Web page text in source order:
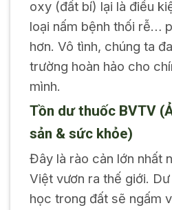
oxy (đất bí) lại là điều
loại nấm bệnh thối rễ…
hơn. Vô tình, chúng ta
trường hoàn hảo cho
mình.
Tồn dư thuốc BVTV
sản & sức khỏe)
Đây là rào cản lớn nhất
Việt vươn ra thế giới.
học trong đất sẽ ngấm